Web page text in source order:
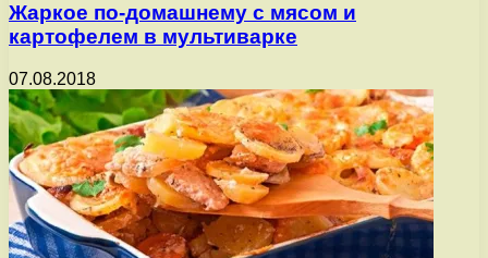
Жаркое по-домашнему с мясом и
картофелем в мультиварке
07.08.2018